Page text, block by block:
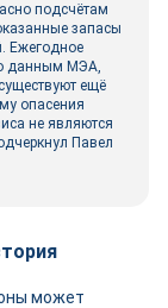
подсчётам
запасы
Ежегодное
данным МЭА,
ещё
опасения
не являются
Павел
может